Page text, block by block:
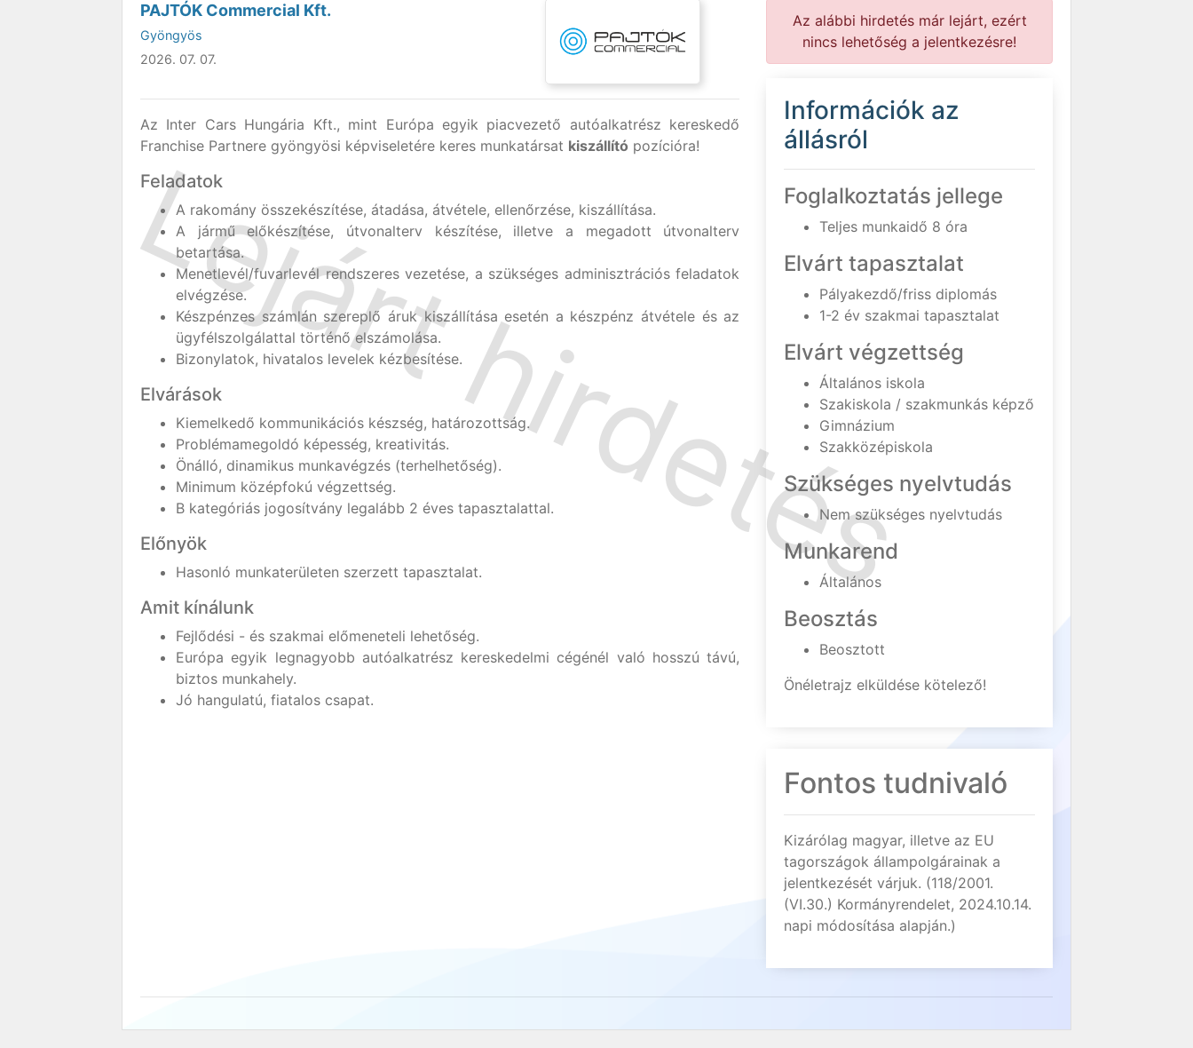
PAJTÓK Commercial Kft.
Gyöngyös
2026. 07. 07.
Az Inter Cars Hungária Kft., mint Európa egyik piacvezető autóalkatrész kereskedő
Franchise Partnere gyöngyösi képviseletére keres munkatársat kiszállító pozícióra!
Feladatok
A rakomány összekészítése, átadása, átvétele, ellenőrzése, kiszállítása.
A jármű előkészítése, útvonalterv készítése, illetve a megadott útvonalterv
betartása.
Menetlevél/fuvarlevél rendszeres vezetése, a szükséges adminisztrációs feladatok
elvégzése.
Készpénzes számlán szereplő áruk kiszállítása esetén a készpénz átvétele és az
ügyfélszolgálattal történő elszámolása.
Bizonylatok, hivatalos levelek kézbesítése.
Elvárások
Kiemelkedő kommunikációs készség, határozottság.
Problémamegoldó képesség, kreativitás.
Önálló, dinamikus munkavégzés (terhelhetőség).
Minimum középfokú végzettség.
B kategóriás jogosítvány legalább 2 éves tapasztalattal.
Előnyök
Hasonló munkaterületen szerzett tapasztalat.
Amit kínálunk
Fejlődési - és szakmai előmeneteli lehetőség.
Európa egyik legnagyobb autóalkatrész kereskedelmi cégénél való hosszú távú,
biztos munkahely.
Jó hangulatú, fiatalos csapat.
Az alábbi hirdetés már lejárt, ezért
nincs lehetőség a jelentkezésre!
Információk az
állásról
Foglalkoztatás jellege
Teljes munkaidő 8 óra
Elvárt tapasztalat
Pályakezdő/friss diplomás
1-2 év szakmai tapasztalat
Elvárt végzettség
Általános iskola
Szakiskola / szakmunkás képző
Gimnázium
Szakközépiskola
Szükséges nyelvtudás
Nem szükséges nyelvtudás
Munkarend
Általános
Beosztás
Beosztott
Önéletrajz elküldése kötelező!
Fontos tudnivaló
Kizárólag magyar, illetve az EU
tagországok állampolgárainak a
jelentkezését várjuk. (118/2001.
(VI.30.) Kormányrendelet, 2024.10.14.
napi módosítása alapján.)